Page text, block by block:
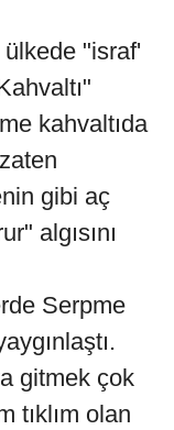
"israf'
kahvaltıda
gibi aç
algısını
Serpme
gitmek çok
tıklım olan